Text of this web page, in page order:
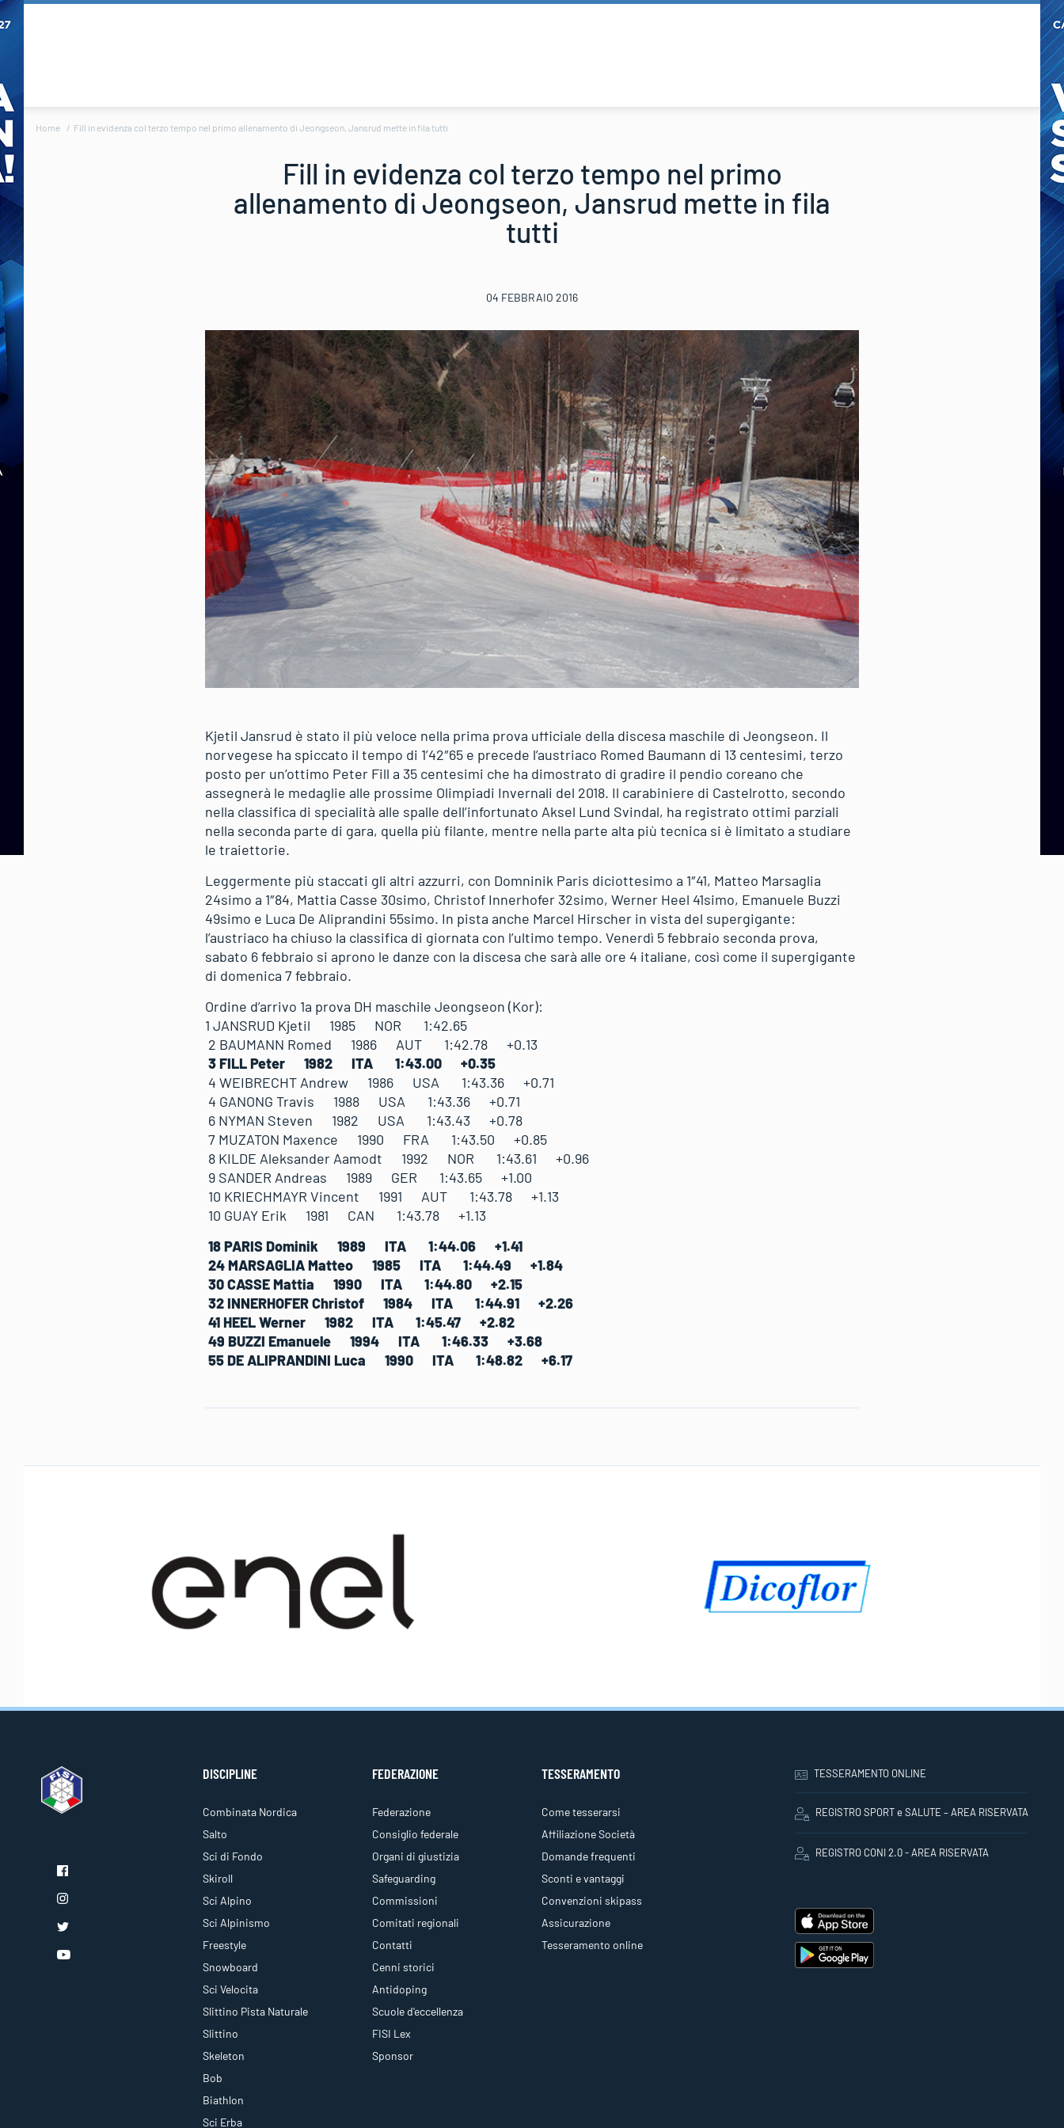
Home Fill in evidenza col terzo tempo nel primo allenamento di Jeongseon, Jansrud mette in fila tutti
Fill in evidenza col terzo tempo nel primo
allenamento di Jeongseon, Jansrud mette in fila
tutti
04 FEBBRAIO 2016
Kjetil Jansrud è stato il più veloce nella prima prova ufficiale della discesa maschile di Jeongseon. Il
norvegese ha spiccato il tempo di 1’42″65 e precede l’austriaco Romed Baumann di 13 centesimi, terzo
posto per un’ottimo Peter Fill a 35 centesimi che ha dimostrato di gradire il pendio coreano che
assegnerà le medaglie alle prossime Olimpiadi Invernali del 2018. Il carabiniere di Castelrotto, secondo
nella classifica di specialità alle spalle dell’infortunato Aksel Lund Svindal, ha registrato ottimi parziali
nella seconda parte di gara, quella più filante, mentre nella parte alta più tecnica si è limitato a studiare
le traiettorie.
Leggermente più staccati gli altri azzurri, con Domninik Paris diciottesimo a 1″41, Matteo Marsaglia
24simo a 1″84, Mattia Casse 30simo, Christof Innerhofer 32simo, Werner Heel 41simo, Emanuele Buzzi
49simo e Luca De Aliprandini 55simo. In pista anche Marcel Hirscher in vista del supergigante:
l’austriaco ha chiuso la classifica di giornata con l’ultimo tempo. Venerdì 5 febbraio seconda prova,
sabato 6 febbraio si aprono le danze con la discesa che sarà alle ore 4 italiane, così come il supergigante
di domenica 7 febbraio.
Ordine d’arrivo 1a prova DH maschile Jeongseon (Kor):
1 JANSRUD Kjetil 1985 NOR 1:42.65
2 BAUMANN Romed 1986 AUT 1:42.78 +0.13
3 FILL Peter 1982 ITA 1:43.00 +0.35
4 WEIBRECHT Andrew 1986 USA 1:43.36 +0.71
4 GANONG Travis 1988 USA 1:43.36 +0.71
6 NYMAN Steven 1982 USA 1:43.43 +0.78
7 MUZATON Maxence 1990 FRA 1:43.50 +0.85
8 KILDE Aleksander Aamodt 1992 NOR 1:43.61 +0.96
9 SANDER Andreas 1989 GER 1:43.65 +1.00
10 KRIECHMAYR Vincent 1991 AUT 1:43.78 +1.13
10 GUAY Erik 1981 CAN 1:43.78 +1.13
18 PARIS Dominik 1989 ITA 1:44.06 +1.41
24 MARSAGLIA Matteo 1985 ITA 1:44.49 +1.84
30 CASSE Mattia 1990 ITA 1:44.80 +2.15
32 INNERHOFER Christof 1984 ITA 1:44.91 +2.26
41 HEEL Werner 1982 ITA 1:45.47 +2.82
49 BUZZI Emanuele 1994 ITA 1:46.33 +3.68
55 DE ALIPRANDINI Luca 1990 ITA 1:48.82 +6.17
DISCIPLINE
Combinata Nordica
Salto
Sci di Fondo
Skiroll
Sci Alpino
Sci Alpinismo
Freestyle
Snowboard
Sci Velocita
Slittino Pista Naturale
Slittino
Skeleton
Bob
Biathlon
Sci Erba
FEDERAZIONE
Federazione
Consiglio federale
Organi di giustizia
Safeguarding
Commissioni
Comitati regionali
Contatti
Cenni storici
Antidoping
Scuole d'eccellenza
FISI Lex
Sponsor
TESSERAMENTO
Come tesserarsi
Affiliazione Società
Domande frequenti
Sconti e vantaggi
Convenzioni skipass
Assicurazione
Tesseramento online
TESSERAMENTO ONLINE
REGISTRO SPORT e SALUTE – AREA RISERVATA
REGISTRO CONI 2.0 - AREA RISERVATA